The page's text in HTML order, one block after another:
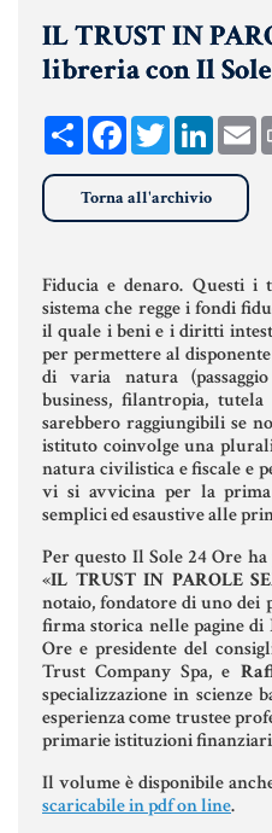
UNIONI CIVILI &
EREDITÀ & TESTAMENTO
TESTAMENTO DI VITA
Donazioni, Trust,
DONAZIONI
PATTO DI FAMIGLIA
TRUST E AFFIDAMENTO
TUTELA DEL PATRIMONIO
Aziende e società
AZIENDA & SOCIETÀ
CONTRATTO DI RETE
LEASING
IL TRUST IN
libreria con Il Sole
ShareFacebookTwitter
Torna all'archivio
Fiducia e denaro. Questi i
sistema che regge i fondi
il quale i beni e i diritti
per permettere al
di varia natura
business, filantropia,
sarebbero raggiungibili se
istituto coinvolge una
natura civilistica e fiscale e
vi si avvicina per la prima
semplici ed esaustive alle
Per questo Il Sole 24 Ore
«IL TRUST IN PAROLE
notaio, fondatore di uno
firma storica nelle pagine
Ore e presidente del
Trust Company Spa, e
specializzazione in scienze
esperienza come trustee
primarie istituzioni
Il volume è disponibile
scaricabile in pdf on line.